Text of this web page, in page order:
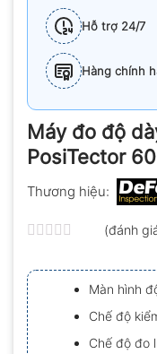
Hỗ trợ 24/7
Hàng chính
Máy đo độ
PosiTector
Thương hiệu:
hạng
0.0
5
sao
(đánh
Màn hình
Chế độ
Chế độ đo